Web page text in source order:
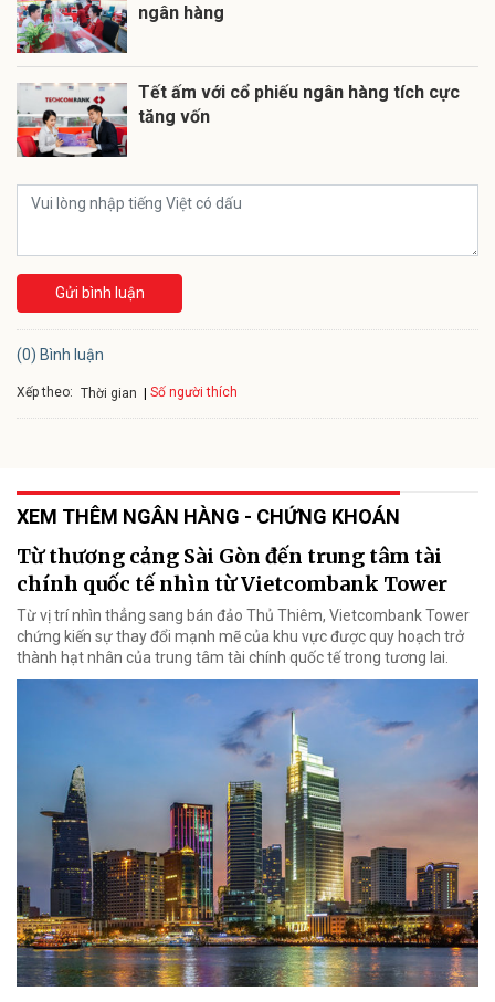
ngân hàng
Tết ấm với cổ phiếu ngân hàng tích cực
tăng vốn
Gửi bình luận
(0) Bình luận
Xếp theo: Thời gian Số người thích
XEM THÊM NGÂN HÀNG - CHỨNG KHOÁN
Từ thương cảng Sài Gòn đến trung tâm tài
chính quốc tế nhìn từ Vietcombank Tower
Từ vị trí nhìn thẳng sang bán đảo Thủ Thiêm, Vietcombank Tower
chứng kiến sự thay đổi mạnh mẽ của khu vực được quy hoạch trở
thành hạt nhân của trung tâm tài chính quốc tế trong tương lai.